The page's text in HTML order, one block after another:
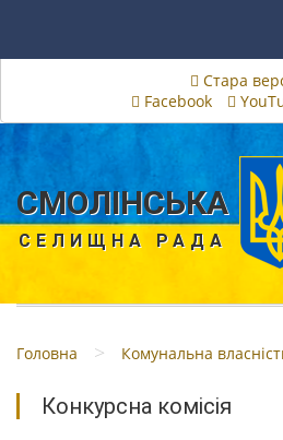
Стара
Facebook
СМОЛІНСЬКА
СЕЛИЩНА РАДА
Головна > Комунальна
Конкурсна комісія